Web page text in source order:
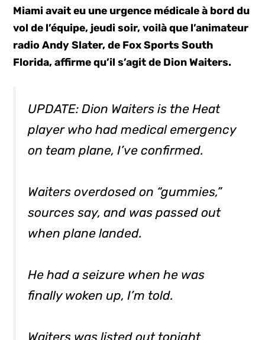
Miami avait eu une urgence médicale à bord du
vol de l’équipe, jeudi soir, voilà que l’animateur
radio Andy Slater, de Fox Sports South
Florida, affirme qu’il s’agit de Dion Waiters.
UPDATE: Dion Waiters is the Heat
player who had medical emergency
on team plane, I’ve confirmed.
Waiters overdosed on “gummies,”
sources say, and was passed out
when plane landed.
He had a seizure when he was
finally woken up, I’m told.
Waiters was listed out tonight